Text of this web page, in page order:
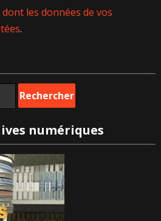
les données de vos
.
numériques